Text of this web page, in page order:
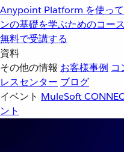
Anypoint Platform を使っ
ンの基礎を学ぶためのコース
無料で受講する
資料
その他の情報 お客様事例 コ
レスセンター ブログ
イベント MuleSoft
ント